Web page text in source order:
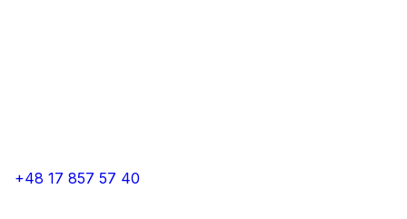
+48 17 857 57 40